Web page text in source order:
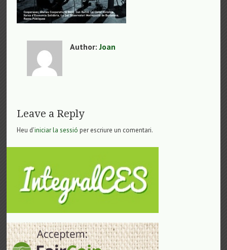
Author:Joan
Leave a Reply
Heu d'iniciar la sessió per escriure un comentari.